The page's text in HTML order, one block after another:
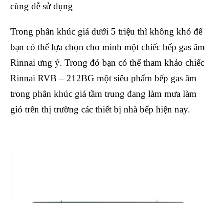
cùng dễ sử dụng
Trong phân khúc giá dưới 5 triệu thì không khó để
bạn có thể lựa chọn cho mình một chiếc bếp gas âm
Rinnai ưng ý. Trong đó bạn có thể tham khảo chiếc
Rinnai RVB – 212BG một siêu phẩm bếp gas âm
trong phân khúc giá tầm trung đang làm mưa làm
gió trên thị trường các thiết bị nhà bếp hiện nay.